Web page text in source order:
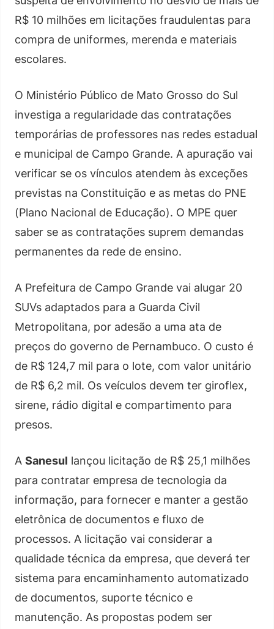
R$ 10 milhões em licitações fraudulentas para
compra de uniformes, merenda e materiais
escolares.
O Ministério Público de Mato Grosso do Sul
investiga a regularidade das contratações
temporárias de professores nas redes estadual
e municipal de Campo Grande. A apuração vai
verificar se os vínculos atendem às exceções
previstas na Constituição e as metas do PNE
(Plano Nacional de Educação). O MPE quer
saber se as contratações suprem demandas
permanentes da rede de ensino.
A Prefeitura de Campo Grande vai alugar 20
SUVs adaptados para a Guarda Civil
Metropolitana, por adesão a uma ata de
preços do governo de Pernambuco. O custo é
de R$ 124,7 mil para o lote, com valor unitário
de R$ 6,2 mil. Os veículos devem ter giroflex,
sirene, rádio digital e compartimento para
presos.
A Sanesul lançou licitação de R$ 25,1 milhões
para contratar empresa de tecnologia da
informação, para fornecer e manter a gestão
eletrônica de documentos e fluxo de
processos. A licitação vai considerar a
qualidade técnica da empresa, que deverá ter
sistema para encaminhamento automatizado
de documentos, suporte técnico e
manutenção. As propostas podem ser